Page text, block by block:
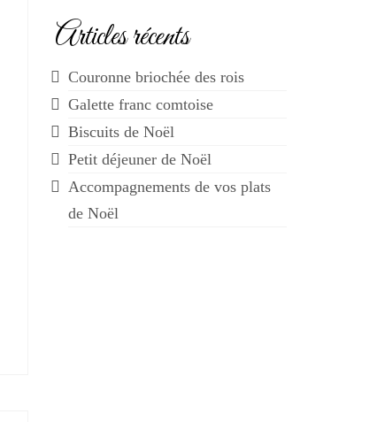
Articles récents
Couronne briochée des rois
Galette franc comtoise
Biscuits de Noël
Petit déjeuner de Noël
Accompagnements de vos plats
de Noël